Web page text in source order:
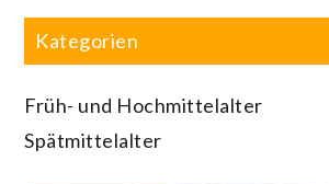
Kategorien
Früh- und Hochmittelalter
Spätmittelalter